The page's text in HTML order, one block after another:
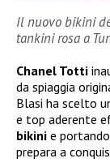
Il nuovo bikini
tankini rosa a
Chanel Totti
da spiaggia
Blasi ha scelto
e top aderente
bikini e
prepara a